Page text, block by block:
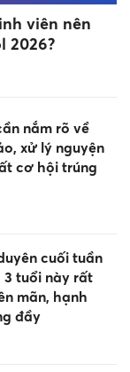
viên nên
2026?
nắm rõ về
xử lý nguyện
cơ hội trúng
cuối tuần
3 tuổi này rất
mãn, hạnh
đầy